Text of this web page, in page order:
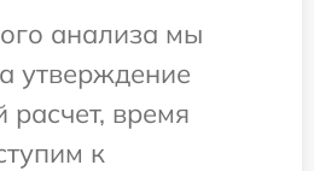
анализа мы
утверждение
расчет, время
к